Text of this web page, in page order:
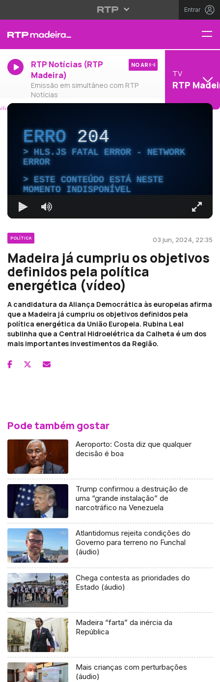
Entrar
RTP Notícias (RTP
Madeira)
Emissão em simultâneo com RTP
Notícias
NO AR
TV
RTP
ERRO204
HLS.JS FATAL ERROR - NETWORK
ERROR
ESTE CONTEÚDO ESTÁ NESTE
MOMENTO INDISPONÍVEL
POLÍTICA 03 jun, 2024, 22:35
Madeira já cumpriu os objetivos
definidos pela política
energética (vídeo)
A candidatura da Aliança Democrática às europeias afirma
que a Madeira já cumpriu os objetivos definidos pela
política energética da União Europeia. Rubina Leal
sublinha que a Central Hidroelétrica da Calheta é um dos
mais importantes investimentos da Região.
Pode também gostar
Aeroporto: Costa diz que qualquer
decisão é boa
Trump confirmou a destruição de
uma “grande instalação” de
narcotráfico na Venezuela
Atlantidomus rejeita condições do
Governo para terreno no Funchal
(áudio)
Chega contesta as prioridades do
Estado (áudio)
Madeira “farta” da inércia da
República
Mais crianças com perturbações
(áudio)